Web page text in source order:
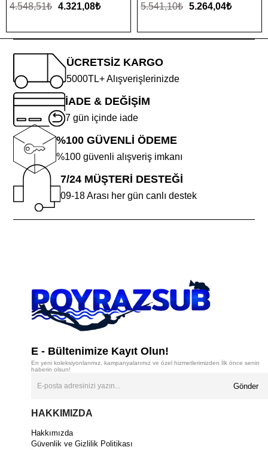
4.321,08₺
4.548,51₺ 5.264,04₺
5.541,10₺
ÜCRETSİZ KARGO
5000TL+ Alışverişlerinizde
İADE & DEĞİŞİM
7 gün içinde iade
%100 GÜVENLİ ÖDEME
%100 güvenli alışveriş imkanı
7/24 MÜŞTERİ DESTEĞİ
09-18 Arası her gün canlı destek
E - Bültenimize Kayıt Olun!
En yeni koleksiyonlarımız, kampanyalarımız ve özel hizmetlerimizden İlk önce senin
haberin olsun!
Gönder
HAKKIMIZDA
Hakkımızda
Güvenlik ve Gizlilik Politikası